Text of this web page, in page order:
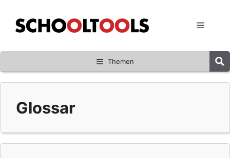
Inhalt
springen
Menü
Themen
Glossar